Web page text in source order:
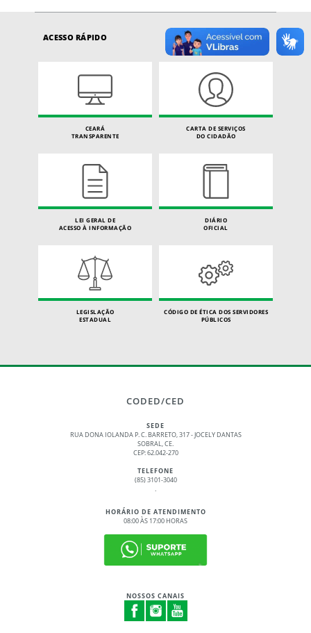
ACESSO RÁPIDO
CEARÁ
TRANSPARENTE
CARTA DE SERVIÇOS
DO CIDADÃO
LEI GERAL DE
ACESSO À INFORMAÇÃO
DIÁRIO
OFICIAL
LEGISLAÇÃO
ESTADUAL
CÓDIGO DE ÉTICA DOS SERVIDORES
PÚBLICOS
CODED/CED
SEDE
RUA DONA IOLANDA P. C. BARRETO, 317 - JOCELY DANTAS
SOBRAL, CE.
CEP: 62.042-270
TELEFONE
(85) 3101-3040
.
HORÁRIO DE ATENDIMENTO
08:00 ÀS 17:00 HORAS
NOSSOS CANAIS